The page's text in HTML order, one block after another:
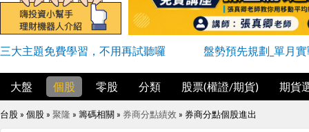
三大主題免費學習，不用再試聽囉 盤勢預先規劃_單月
大盤 個股 零股 分類 股票(權證/期貨) 期貨
台股 » 個股 » 聚隆 » 籌碼相關 » 券商分點績效 » 券商分點個股進出